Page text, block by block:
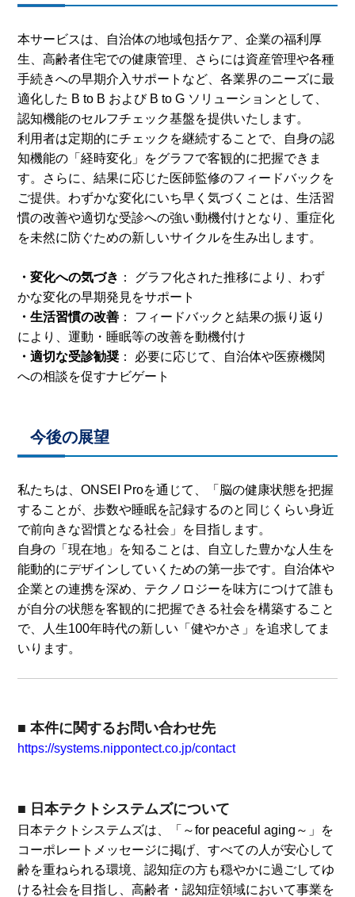
本サービスは、自治体の地域包括ケア、企業の福利厚
生、高齢者住宅での健康管理、さらには資産管理や各種
手続きへの早期介入サポートなど、各業界のニーズに最
適化した B to B および B to G ソリューションとして、
認知機能のセルフチェック基盤を提供いたします。
利用者は定期的にチェックを継続することで、自身の認
知機能の「経時変化」をグラフで客観的に把握できま
す。さらに、結果に応じた医師監修のフィードバックを
ご提供。わずかな変化にいち早く気づくことは、生活習
慣の改善や適切な受診への強い動機付けとなり、重症化
を未然に防ぐための新しいサイクルを生み出します。
・変化への気づき ：
グラフ化された推移により、わず
かな変化の早期発見をサポート
・生活習慣の改善 ： フィードバックと結果の振り返り
により、運動・睡眠等の改善を動機付け
・適切な受診勧奨 ：
必要に応じて、自治体や医療機関
への相談を促すナビゲート
今後の展望
私たちは、ONSEI Proを通じて、「脳の健康状態を把握
することが、歩数や睡眠を記録するのと同じくらい身近
で前向きな習慣となる社会」を目指します。
自身の「現在地」を知ることは、自立した豊かな人生を
能動的にデザインしていくための第一歩です。自治体や
企業との連携を深め、テクノロジーを味方につけて誰も
が自分の状態を客観的に把握できる社会を構築すること
で、人生100年時代の新しい「健やかさ」を追求してま
いります。
■ 本件に関するお問い合わせ先
https://systems.nippontect.co.jp/contact
■ 日本テクトシステムズについて
日本テクトシステムズは、「～for peaceful aging～」を
コーポレートメッセージに掲げ、すべての人が安心して
齢を重ねられる環境、認知症の方も穏やかに過ごしてゆ
ける社会を目指し、高齢者・認知症領域において事業を